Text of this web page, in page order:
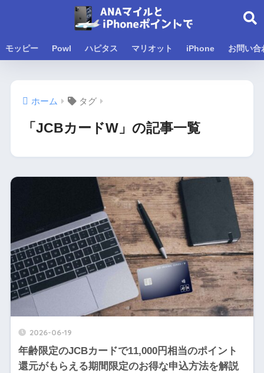
モッピー Powl ハピタス マリオット iPhone お問い合
ホーム タグ
「JCBカードW」の記事一覧
2026-06-19
年齢限定のJCBカードで11,000円相当のポイント
還元がもらえる期間限定のお得な申込方法を解説